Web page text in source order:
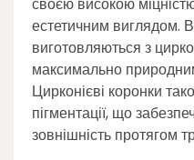
естетичним виглядом.
виготовляються з
максимально
Цирконієві коронки
пігментації, що
зовнішність протягом